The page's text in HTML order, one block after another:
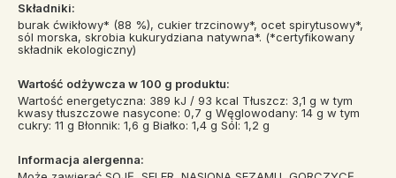
Składniki:
burak ćwikłowy* (88 %), cukier trzcinowy*, ocet spirytusowy*,
sól morska, skrobia kukurydziana natywna*. (*certyfikowany
składnik ekologiczny)
Wartość odżywcza w 100 g produktu:
Wartość energetyczna: 389 kJ / 93 kcal Tłuszcz: 3,1 g w tym
kwasy tłuszczowe nasycone: 0,7 g Węglowodany: 14 g w tym
cukry: 11 g Błonnik: 1,6 g Białko: 1,4 g Sól: 1,2 g
Informacja alergenna: